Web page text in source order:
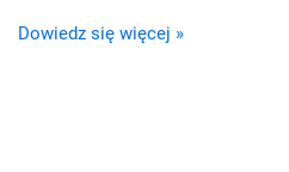
Dowiedz się więcej »